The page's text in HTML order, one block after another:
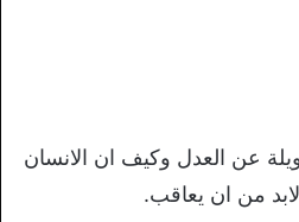
عن العدل وكيف ان الانسان
من ان يعاقب.